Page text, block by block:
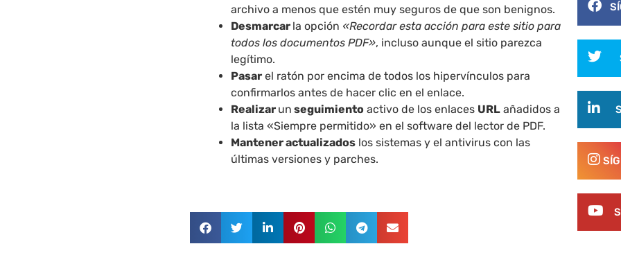
archivo a menos que estén muy seguros de que son benignos.
Desmarcar la opción «Recordar esta acción para este sitio para
todos los documentos PDF», incluso aunque el sitio parezca
legítimo.
Pasar el ratón por encima de todos los hipervínculos para
confirmarlos antes de hacer clic en el enlace.
Realizar un seguimiento activo de los enlaces URL añadidos a
la lista «Siempre permitido» en el software del lector de PDF.
Mantener actualizados los sistemas y el antivirus con las
últimas versiones y parches.